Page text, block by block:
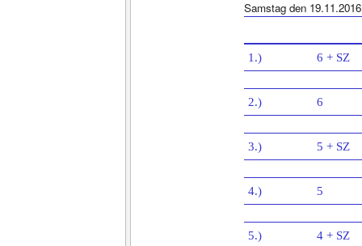
Samstag den 19.11.2016
1.) 6 + SZ
2.) 6
3.) 5 + SZ
4.) 5
5.) 4 + SZ